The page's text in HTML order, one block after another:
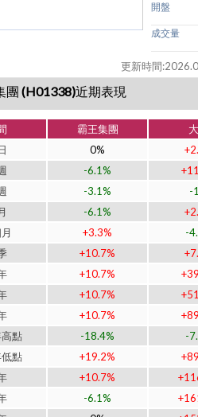
開盤
成交量
更新時間:
團 (H01338)近期表現
霸王集團
0%
-6.1%
-3.1%
-
-6.1%
+3.3%
-
+10.7%
+10.7%
+10.7%
+10.7%
點
-18.4%
-
點
+19.2%
+10.7%
-6.1%